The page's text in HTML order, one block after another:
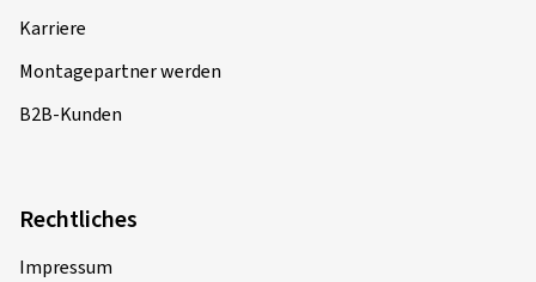
Karriere
Montagepartner werden
B2B-Kunden
Rechtliches
Impressum